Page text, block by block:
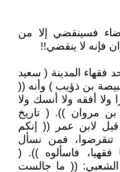
فسينقضي إلا من
فإنه لا ينقضي!!
فقهاء المدينة ( سعيد
بن ذؤيب ) وأنه ((
أفقه ولا أنسك ولا
بن مروان )). ( تاريخ
180 )، وأنه قيل لابن عمر (( إنكم
فمن نسأل
فقهيا، فاسألوه )). (
(( ما جالست